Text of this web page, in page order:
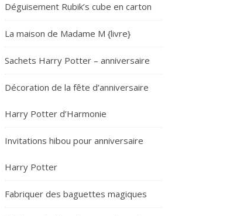
Déguisement Rubik’s cube en carton
La maison de Madame M {livre}
Sachets Harry Potter – anniversaire
Décoration de la fête d’anniversaire
Harry Potter d’Harmonie
Invitations hibou pour anniversaire
Harry Potter
Fabriquer des baguettes magiques